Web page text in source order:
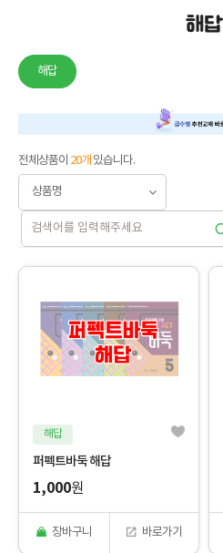
해답
해답
전체상품이 20개 있습니다.
해답
퍼펙트바둑 해답
1,000원
장바구니 바로가기